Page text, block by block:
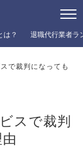
は？ 退職代行業者ラ
で裁判になっても
スで裁判